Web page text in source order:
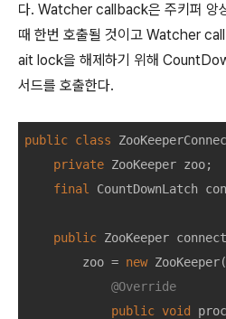
다. Watcher callback은 주키퍼 앙
때 한번 호출될 것이고 Watcher
ait lock을 해제하기 위해
서드를 호출한다.
public class
private ZooKeeper zoo;
final
CountDownLatch
public ZooKeeper connect
zoo = new ZooKeeper(
@Override
public void